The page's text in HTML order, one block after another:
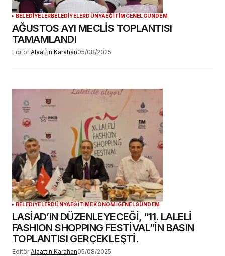
BELEDİYELERBELEDİYELERDÜNYAEĞİTİM GENELGÜNDEM
AĞUSTOS AYI MECLİS TOPLANTISI
TAMAMLANDI
Editör Alaattin Karahan05/08/2025
BELEDİYELERDÜNYAEĞİTİMEKONOMİGENELGÜNDEM
LASİAD’IN DÜZENLEYECEĞİ, “11. LALELİ
FASHION SHOPPING FESTİVAL”İN BASIN
TOPLANTISI GERÇEKLEŞTİ.
Editör Alaattin Karahan05/08/2025